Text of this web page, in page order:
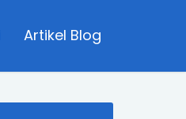
Artikel Blog